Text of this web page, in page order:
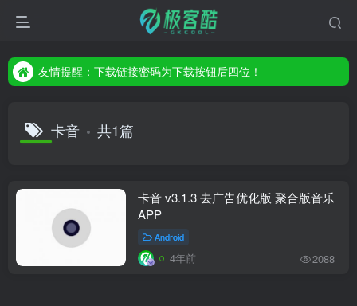
友情提醒：下载链接密码为下载按钮后四位！
友情提醒：下载链接密码为下载按钮后四位！
卡音 共1篇
卡音 v3.1.3 去广告优化版 聚合版音乐
APP
Android
4年前 2088